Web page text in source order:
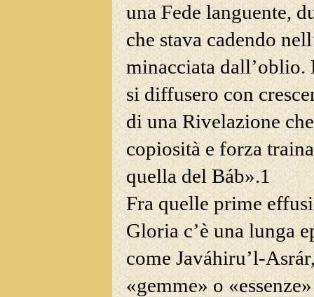
una Fede languente,
che stava cadendo
minacciata dall’oblio.
sidiffusero con
di una Rivelazione
copiosità e forza
quella del Báb».1
Fra quelle prime
Gloria c’èuna lunga
come Javáhiru’l-
«gemme» o